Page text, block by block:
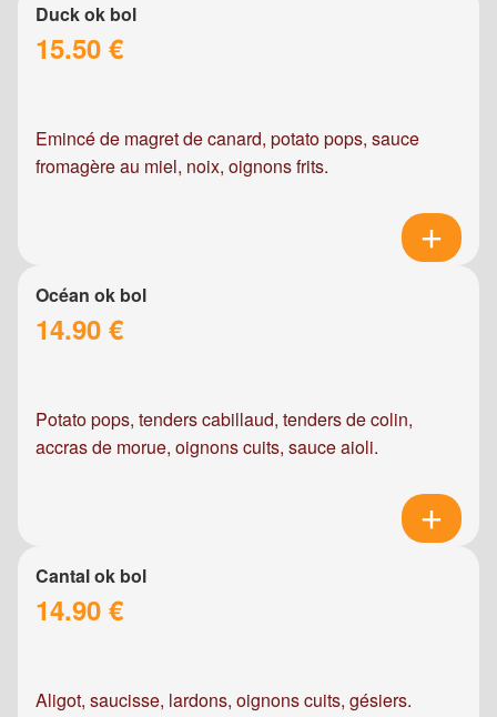
Duck ok bol
15.50 €
Emincé de magret de canard, potato pops, sauce
fromagère au miel, noix, oignons frits.
Océan ok bol
14.90 €
Potato pops, tenders cabillaud, tenders de colin,
accras de morue, oignons cuits, sauce aioli.
Cantal ok bol
14.90 €
Aligot, saucisse, lardons, oignons cuits, gésiers.